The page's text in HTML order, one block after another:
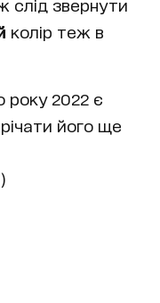
слід звернути
колір теж в
року 2022 є
його ще